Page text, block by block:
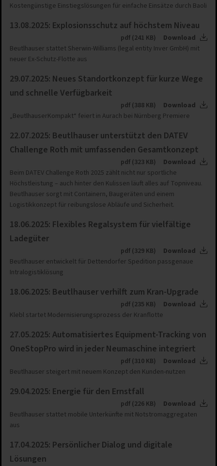
Kostengünstige Einstiegslösungen für einfache Einsätze durch Baoli
13.08.2025: Explosionsschutz auf höchstem Niveau
pdf (241 KB)
Download
Beutlhauser stattet Sherwin-Williams (legal entity Inver GmbH) mit
neuer Ex-Schutz-Flotte aus
29.07.2025: Neues Standortkonzept für kurze Wege
und schnelle Verfügbarkeit
pdf (388 KB)
Download
„BeutlhauserKompakt“ feiert in Aurach bei Nürnberg Premiere
22.07.2025: Beutlhauser unterstützt den DATEV
Challenge Roth mit umfassenden Gesamtkonzept
pdf (323 KB)
Download
Beim DATEV Challenge Roth 2025 zählt nicht nur sportliche
Höchstleistung – auch hinter den Kulissen läuft alles auf Topniveau.
Beutlhauser sorgt mit Containern, Baugeräten und einem
Logistikkonzept für reibungslose Abläufe und Sicherheit.
18.06.2025: Flexibles Regalsystem für vielfältige
Ladegüter
pdf (329 KB)
Download
Beutlhauser entwickelt für Dettendorfer Spedition passgenaue
Intralogistiklösung
18.06.2025: Beutlhauser verhilft zum Kran-Upgrade
pdf (235 KB)
Download
Klebl startet Modernisierungsprozess der Kranflotte
27.05.2025: Automatisiertes Equipment-Tracking von
OneStopPro wird in jeder Neumaschine integriert
pdf (310 KB)
Download
Beutlhauser steigert mit neuem Konzept den Kunden-nutzen
29.04.2025: Energie für den Ernstfall
pdf (226 KB)
Download
Beutlhauser stattet mobile Unterkünfte mit Notstromaggregaten
aus
17.04.2025: Persönlicher Dialog und digitale
Lösungen